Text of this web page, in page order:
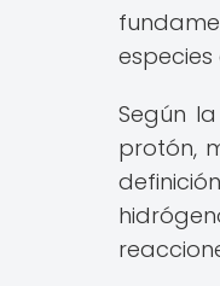
Según
protón,